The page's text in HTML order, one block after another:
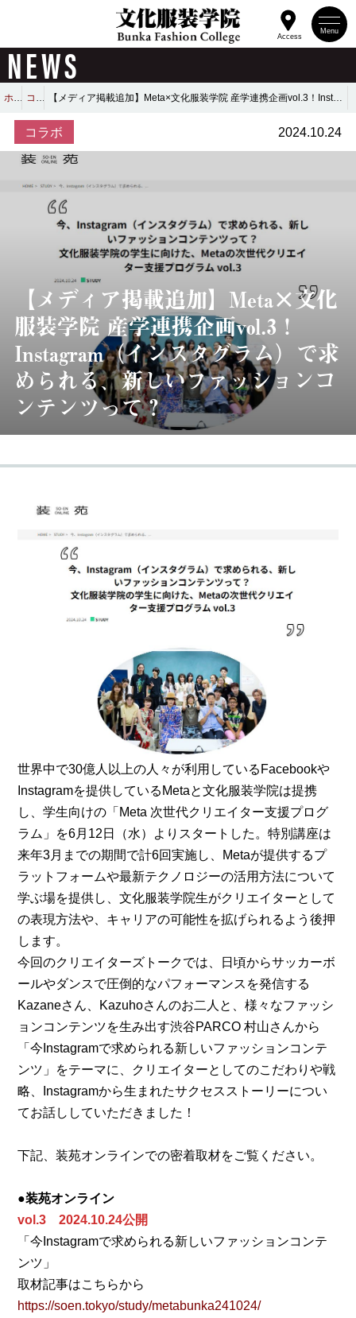
Menu
Access
NEWS
ホーム コラボ 【メディア掲載追加】Meta×文化服装学院 産学連携企画vol.3！Instagram（インスタグラム）で求められる、新しいファッションコンテンツって？
コラボ 2024.10.24
【メディア掲載追加】Meta×文化
服装学院 産学連携企画vol.3！
Instagram（インスタグラム）で求
められる、新しいファッションコ
ンテンツって？
世界中で30億人以上の人々が利用しているFacebookや
Instagramを提供しているMetaと文化服装学院は提携
し、学生向けの「Meta 次世代クリエイター支援プログ
ラム」を6月12日（水）よりスタートした。特別講座は
来年3月までの期間で計6回実施し、Metaが提供するプ
ラットフォームや最新テクノロジーの活用方法について
学ぶ場を提供し、文化服装学院生がクリエイターとして
の表現方法や、キャリアの可能性を拡げられるよう後押
します。
今回のクリエイターズトークでは、日頃からサッカーボ
ールやダンスで圧倒的なパフォーマンスを発信する
Kazaneさん、Kazuhoさんのお二人と、様々なファッシ
ョンコンテンツを生み出す渋谷PARCO 村山さんから
「今Instagramで求められる新しいファッションコンテ
ンツ」をテーマに、クリエイターとしてのこだわりや戦
略、Instagramから生まれたサクセスストーリーについ
てお話ししていただきました！
下記、装苑オンラインでの密着取材をご覧ください。
●装苑オンライン
vol.3 2024.10.24公開
「今Instagramで求められる新しいファッションコンテ
ンツ」
取材記事はこちらから
https://soen.tokyo/study/metabunka241024/